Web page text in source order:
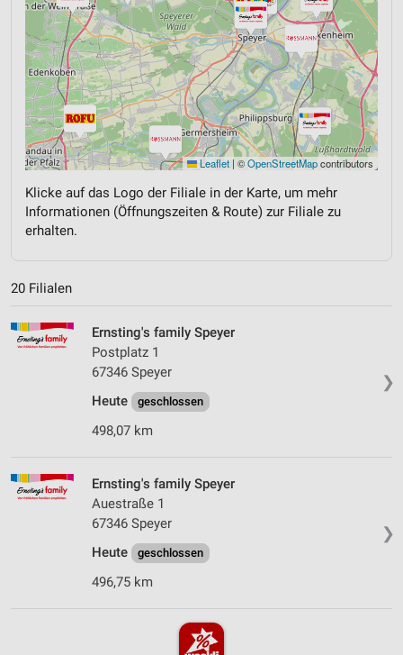
Leaflet | ©OpenStreetMapcontributors
Klicke auf das Logo der Filiale in der Karte, um mehr
Informationen (Öffnungszeiten & Route) zur Filiale zu
erhalten.
20 Filialen
❯
Ernsting's family Speyer
Postplatz 1
67346 Speyer
Heute
geschlossen
498,07 km
❯
Ernsting's family Speyer
Auestraße 1
67346 Speyer
Heute
geschlossen
496,75 km